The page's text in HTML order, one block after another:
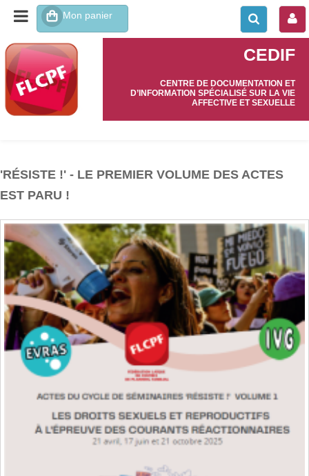
CEDIF
CENTRE DE DOCUMENTATION ET
D’INFORMATION SPÉCIALISÉ SUR LA VIE
AFFECTIVE ET SEXUELLE
'RÉSISTE !' - LE PREMIER VOLUME DES ACTES
EST PARU !